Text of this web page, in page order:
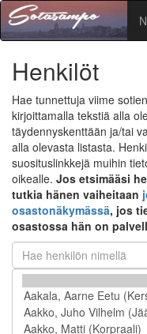
Henkilöt
Hae tunnettuja viime
kirjoittamalla tekstiä alla
täydennyskenttään ja/tai
alla olevasta listasta.
suosituslinkkejä muihin
oikealle. Jos etsimääsi
tutkia hänen vaiheitaan
osastonäkymässä, jos
osastossa hän on